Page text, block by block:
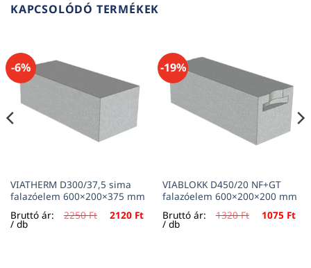
KAPCSOLÓDÓ TERMÉKEK
-6%
VIATHERM D300/37,5 sima
falazóelem 600×200×375 mm
Bruttó ár:
2250Ft Original
price
2120 FtCurrent
price
/ db
-19%
VIABLOKK D450/20 NF+GT
falazóelem 600×200×200 mm
Bruttó ár:
1320Ft Original
price
1075 Ft
/ db